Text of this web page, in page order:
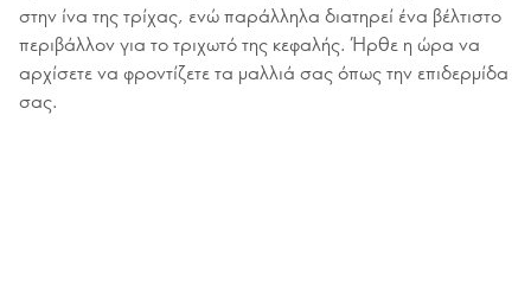
στην ίνα της τρίχας, ενώ παράλληλα διατηρεί ένα βέλτιστο
περιβάλλον για το τριχωτό της κεφαλής. Ήρθε η ώρα να
αρχίσετε να φροντίζετε τα μαλλιά σας όπως την επιδερμίδα
σας.